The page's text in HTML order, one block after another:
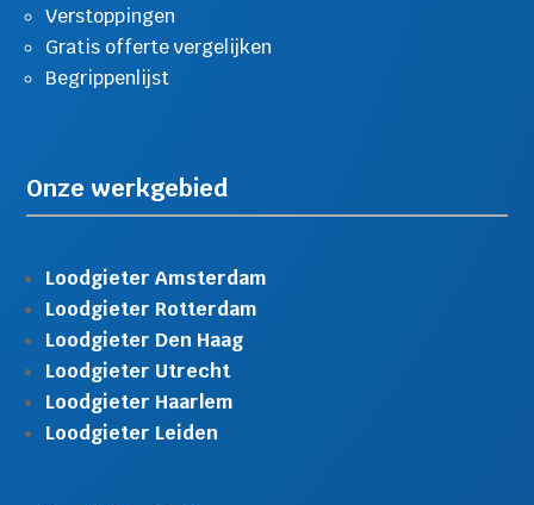
Verstoppingen
Gratis offerte vergelijken
Begrippenlijst
Onze werkgebied
Loodgieter Amsterdam
Loodgieter Rotterdam
Loodgieter Den Haag
Loodgieter Utrecht
Loodgieter Haarlem
Loodgieter Leiden